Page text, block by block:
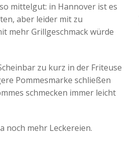
mittelgut: in Hannover ist es
aber leider mit zu
mehr Grillgeschmack würde
zu kurz in der Friteuse
Pommesmarke schließen
schmecken immer leicht
noch mehr Leckereien.